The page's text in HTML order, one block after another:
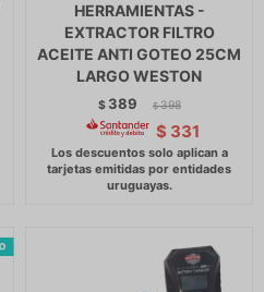
HERRAMIENTAS -
EXTRACTOR FILTRO
ACEITE ANTI GOTEO 25CM
LARGO WESTON
$ 389 $ 398
$ 331